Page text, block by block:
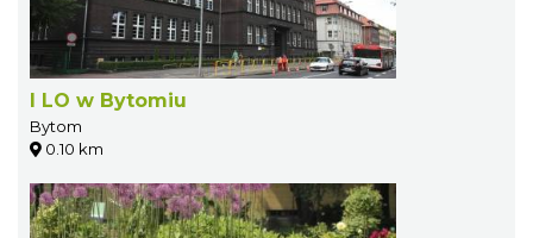
I LO w Bytomiu
Bytom
0.10 km